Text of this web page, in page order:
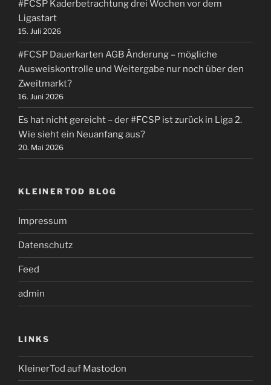
#FCSP Kaderbetrachtung drei Wochen vor dem
Ligastart
15. Juli 2026
#FCSP Dauerkarten AGB Änderung – mögliche
Ausweiskontrolle und Weitergabe nur noch über den
Zweitmarkt?
16. Juni 2026
Es hat nicht gereicht – der #FCSP ist zurück in Liga 2.
Wie sieht ein Neuanfang aus?
20. Mai 2026
KLEINERTOD BLOG
Impressum
Datenschutz
Feed
admin
LINKS
KleinerTod auf Mastodon